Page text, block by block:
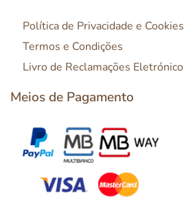
Política de Privacidade e Cookies
Termos e Condições
Livro de Reclamações Eletrónico
Meios de Pagamento